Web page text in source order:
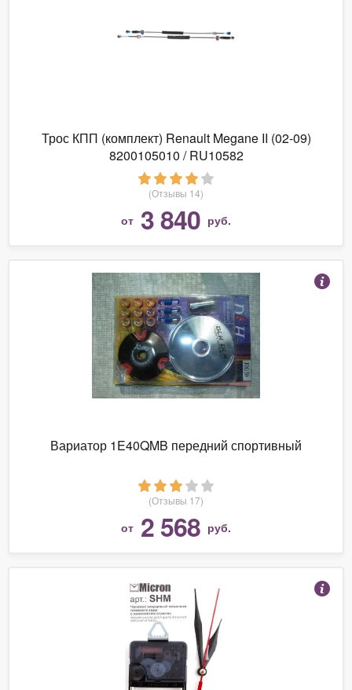
Трос КПП (комплект) Renault Megane II (02-09)
8200105010 / RU10582
(Отзывы 14)
от 3 840 руб.
Вариатор 1E40QMB передний спортивный
(Отзывы 17)
от 2 568 руб.